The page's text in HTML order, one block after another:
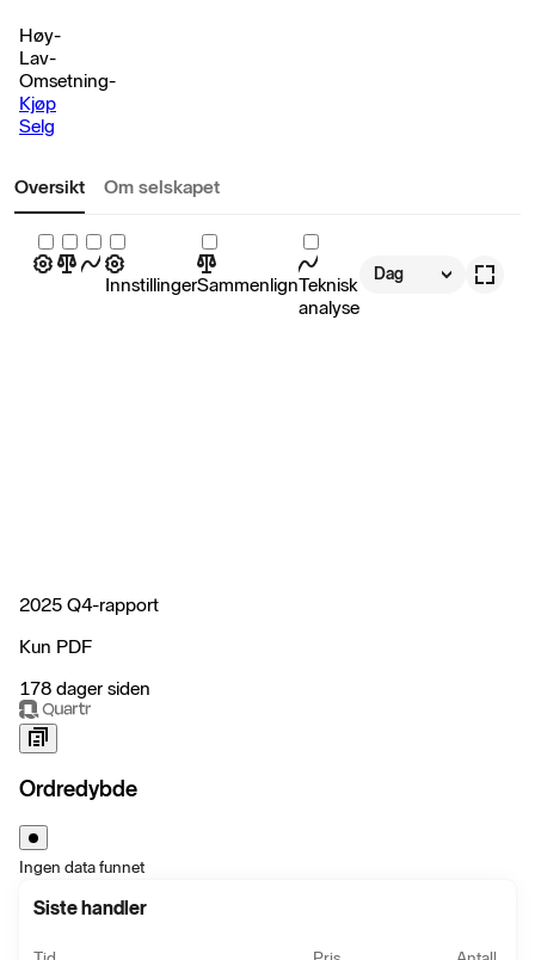
Høy-
Lav-
Omsetning-
Kjøp
Selg
Oversikt Om selskapet
InnstillingerSammenlignTeknisk
analyse
Dag
2025 Q4-rapport
Kun PDF
178 dager siden
Ordredybde
Ingen data funnet
Siste handler